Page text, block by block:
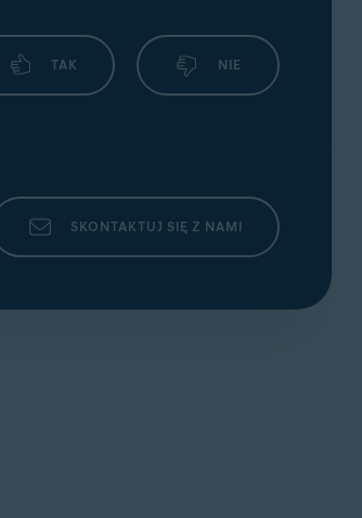
TAK NIE
SKONTAKTUJ SIĘ Z NAMI